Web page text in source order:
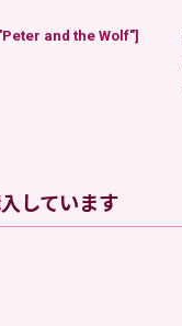
and the Wolf"]
しています